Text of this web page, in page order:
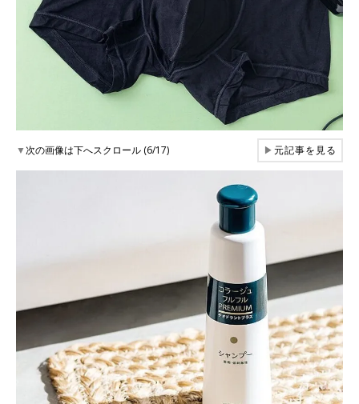
▼次の画像は下へスクロール (6/17) ▶元記事を見る